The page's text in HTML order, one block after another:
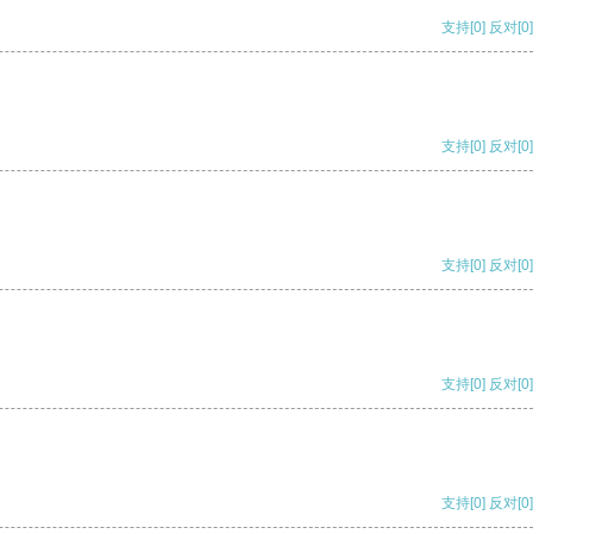
支持[0] 反对[0]
支持[0] 反对[0]
支持[0] 反对[0]
支持[0] 反对[0]
支持[0] 反对[0]